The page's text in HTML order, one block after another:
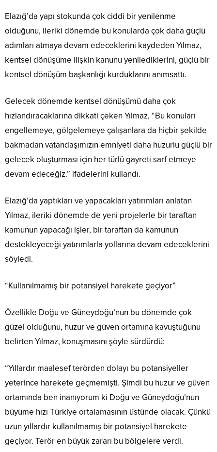
Elazığ’da yapı stokunda çok ciddi bir yenilenme
olduğunu, ileriki dönemde bu konularda çok daha güçlü
adımları atmaya devam edeceklerini kaydeden Yılmaz,
kentsel dönüşüme ilişkin kanunu yenilediklerini, güçlü bir
kentsel dönüşüm başkanlığı kurduklarını anımsattı.
Gelecek dönemde kentsel dönüşümü daha çok
hızlandıracaklarına dikkati çeken Yılmaz, “Bu konuları
engellemeye, gölgelemeye çalışanlara da hiçbir şekilde
bakmadan vatandaşımızın emniyeti daha huzurlu güçlü bir
gelecek oluşturması için her türlü gayreti sarf etmeye
devam edeceğiz.” ifadelerini kullandı.
Elazığ’da yaptıkları ve yapacakları yatırımları anlatan
Yılmaz, ileriki dönemde de yeni projelerle bir taraftan
kamunun yapacağı işler, bir taraftan da kamunun
destekleyeceği yatırımlarla yollarına devam edeceklerini
söyledi.
“Kullanılmamış bir potansiyel harekete geçiyor”
Özellikle Doğu ve Güneydoğu’nun bu dönemde çok
güzel olduğunu, huzur ve güven ortamına kavuştuğunu
belirten Yılmaz, konuşmasını şöyle sürdürdü:
“Yıllardır maalesef terörden dolayı bu potansiyeller
yeterince harekete geçmemişti. Şimdi bu huzur ve güven
ortamında ben inanıyorum ki Doğu ve Güneydoğu’nun
büyüme hızı Türkiye ortalamasının üstünde olacak. Çünkü
uzun yıllardır kullanılmamış bir potansiyel harekete
geçiyor. Terör en büyük zararı bu bölgelere verdi.